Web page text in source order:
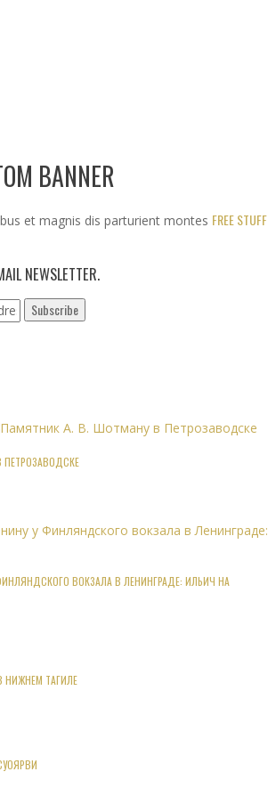
BANNER
et magnis dis parturient montes FREE STUFF
NEWSLETTER.
ВОКЗАЛА В ЛЕНИНГРАДЕ: ИЛЬИЧ НА
ТАГИЛЕ